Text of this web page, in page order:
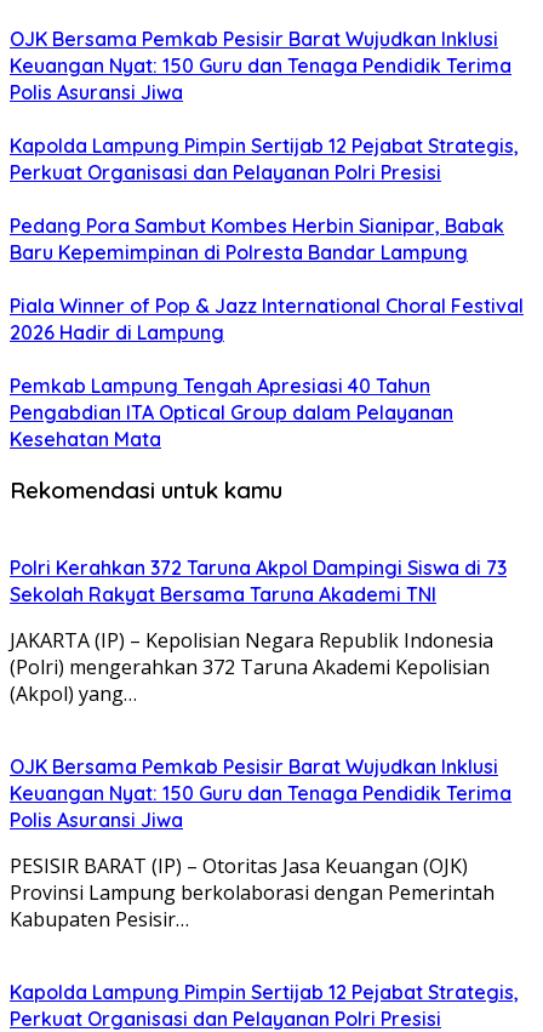
OJK Bersama Pemkab Pesisir Barat Wujudkan Inklusi
Keuangan Nyat: 150 Guru dan Tenaga Pendidik Terima
Polis Asuransi Jiwa
Kapolda Lampung Pimpin Sertijab 12 Pejabat Strategis,
Perkuat Organisasi dan Pelayanan Polri Presisi
Pedang Pora Sambut Kombes Herbin Sianipar, Babak
Baru Kepemimpinan di Polresta Bandar Lampung
Piala Winner of Pop & Jazz International Choral Festival
2026 Hadir di Lampung
Pemkab Lampung Tengah Apresiasi 40 Tahun
Pengabdian ITA Optical Group dalam Pelayanan
Kesehatan Mata
Rekomendasi untuk kamu
Polri Kerahkan 372 Taruna Akpol Dampingi Siswa di 73
Sekolah Rakyat Bersama Taruna Akademi TNI
JAKARTA (IP) – Kepolisian Negara Republik Indonesia
(Polri) mengerahkan 372 Taruna Akademi Kepolisian
(Akpol) yang…
OJK Bersama Pemkab Pesisir Barat Wujudkan Inklusi
Keuangan Nyat: 150 Guru dan Tenaga Pendidik Terima
Polis Asuransi Jiwa
PESISIR BARAT (IP) – Otoritas Jasa Keuangan (OJK)
Provinsi Lampung berkolaborasi dengan Pemerintah
Kabupaten Pesisir…
Kapolda Lampung Pimpin Sertijab 12 Pejabat Strategis,
Perkuat Organisasi dan Pelayanan Polri Presisi